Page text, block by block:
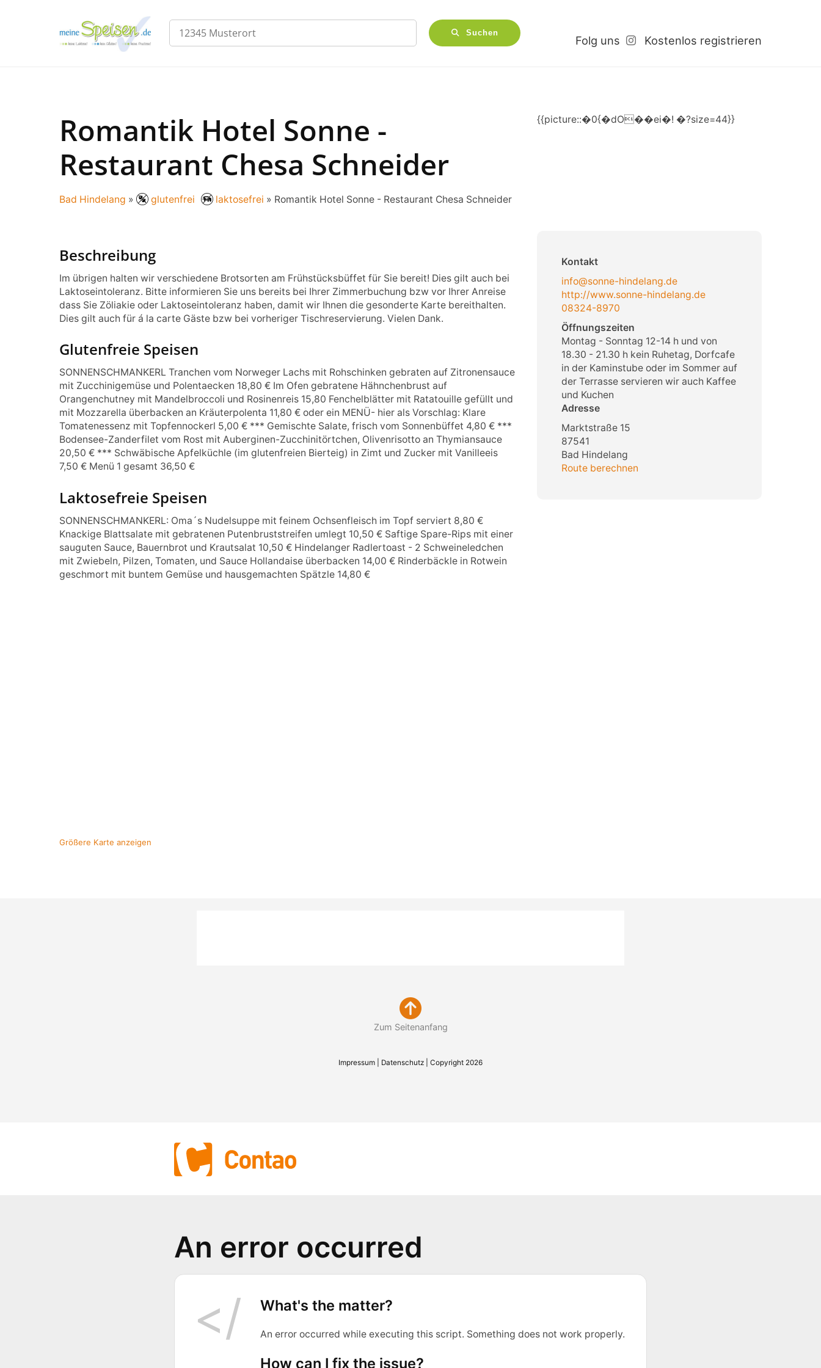
Suchen
Folg uns Kostenlos registrieren
Romantik Hotel Sonne -
Restaurant Chesa Schneider
Bad Hindelang » glutenfrei laktosefrei » Romantik Hotel Sonne - Restaurant Chesa Schneider
{{picture::�0{�dO��ei�! �?size=44}}
Beschreibung
Im übrigen halten wir verschiedene Brotsorten am Frühstücksbüffet für Sie bereit! Dies gilt auch bei
Laktoseintoleranz. Bitte informieren Sie uns bereits bei Ihrer Zimmerbuchung bzw vor Ihrer Anreise
dass Sie Zöliakie oder Laktoseintoleranz haben, damit wir Ihnen die gesonderte Karte bereithalten.
Dies gilt auch für á la carte Gäste bzw bei vorheriger Tischreservierung. Vielen Dank.
Glutenfreie Speisen
SONNENSCHMANKERL Tranchen vom Norweger Lachs mit Rohschinken gebraten auf Zitronensauce
mit Zucchinigemüse und Polentaecken 18,80 € Im Ofen gebratene Hähnchenbrust auf
Orangenchutney mit Mandelbroccoli und Rosinenreis 15,80 Fenchelblätter mit Ratatouille gefüllt und
mit Mozzarella überbacken an Kräuterpolenta 11,80 € oder ein MENÜ- hier als Vorschlag: Klare
Tomatenessenz mit Topfennockerl 5,00 € *** Gemischte Salate, frisch vom Sonnenbüffet 4,80 € ***
Bodensee-Zanderfilet vom Rost mit Auberginen-Zucchinitörtchen, Olivenrisotto an Thymiansauce
20,50 € *** Schwäbische Apfelküchle (im glutenfreien Bierteig) in Zimt und Zucker mit Vanilleeis
7,50 € Menü 1 gesamt 36,50 €
Laktosefreie Speisen
SONNENSCHMANKERL: Oma´s Nudelsuppe mit feinem Ochsenfleisch im Topf serviert 8,80 €
Knackige Blattsalate mit gebratenen Putenbruststreifen umlegt 10,50 € Saftige Spare-Rips mit einer
sauguten Sauce, Bauernbrot und Krautsalat 10,50 € Hindelanger Radlertoast - 2 Schweineledchen
mit Zwiebeln, Pilzen, Tomaten, und Sauce Hollandaise überbacken 14,00 € Rinderbäckle in Rotwein
geschmort mit buntem Gemüse und hausgemachten Spätzle 14,80 €
Kontakt
info@sonne-hindelang.de
http://www.sonne-hindelang.de
08324-8970
Öffnungszeiten
Montag - Sonntag 12-14 h und von
18.30 - 21.30 h kein Ruhetag, Dorfcafe
in der Kaminstube oder im Sommer auf
der Terrasse servieren wir auch Kaffee
und Kuchen
Adresse
Marktstraße 15
87541
Bad Hindelang
Route berechnen
Größere Karte anzeigen
Zum Seitenanfang
Impressum Datenschutz | Copyright 2026
An error occurred
What's the matter?
An error occurred while executing this script. Something does not work properly.
How can I fix the issue?